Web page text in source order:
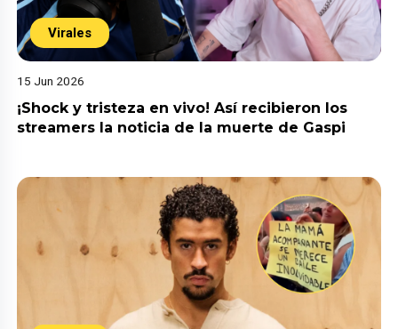
Virales
15 Jun 2026
¡Shock y tristeza en vivo! Así recibieron los
streamers la noticia de la muerte de Gaspi